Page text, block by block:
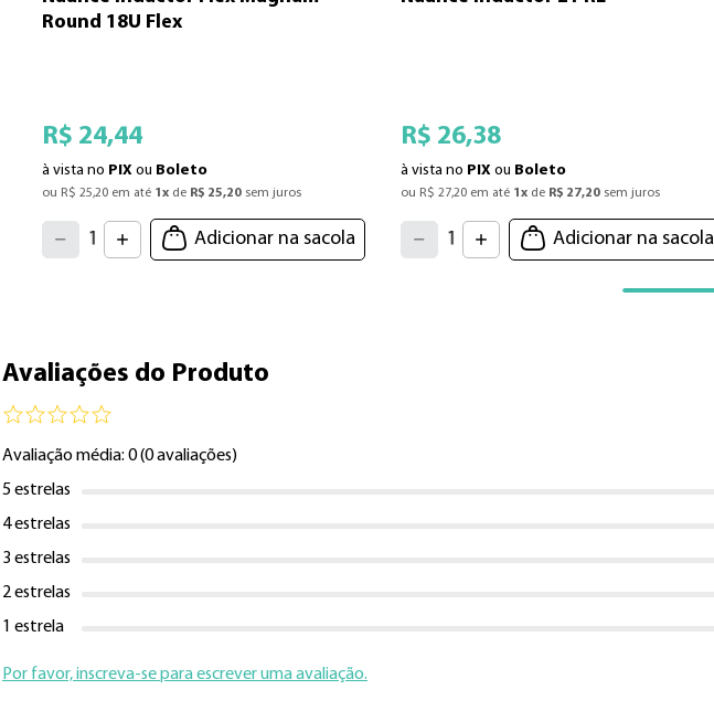
Round 18U Flex
R$ 24,44
à vista no PIX ou Boleto
ou R$ 25,20 em até 1 x de R$ 25,20 sem juros
1 Adicionar na sacola
R$ 26,38
à vista no PIX ou Boleto
ou R$ 27,20 em até 1 x de R$ 27,20 sem juros
1 Adicionar na sacola
Avaliações do Produto
Avaliação média: 0(0 avaliações)
5 estrelas
4 estrelas
3 estrelas
2 estrelas
1 estrela
Por favor, inscreva-se para escrever uma avaliação.